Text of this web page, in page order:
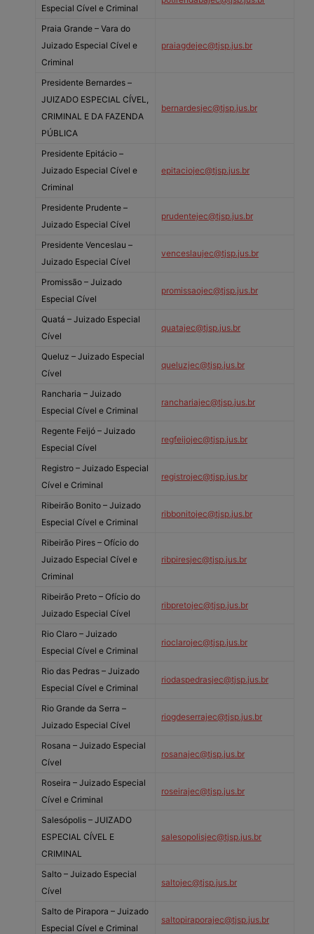
Especial Cível e Criminal
Praia Grande – Vara do
Juizado Especial Cível e
Criminal
praiagdejec@tjsp.jus.br
Presidente Bernardes –
JUIZADO ESPECIAL CÍVEL,
CRIMINAL E DA FAZENDA
PÚBLICA
bernardesjec@tjsp.jus.br
Presidente Epitácio –
Juizado Especial Cível e
Criminal
epitaciojec@tjsp.jus.br
Presidente Prudente –
Juizado Especial Cível
prudentejec@tjsp.jus.br
Presidente Venceslau –
Juizado Especial Cível
venceslaujec@tjsp.jus.br
Promissão – Juizado
Especial Cível
promissaojec@tjsp.jus.br
Quatá – Juizado Especial
Cível
quatajec@tjsp.jus.br
Queluz – Juizado Especial
Cível
queluzjec@tjsp.jus.br
Rancharia – Juizado
Especial Cível e Criminal
ranchariajec@tjsp.jus.br
Regente Feijó – Juizado
Especial Cível
regfeijojec@tjsp.jus.br
Registro – Juizado Especial
Cível e Criminal
registrojec@tjsp.jus.br
Ribeirão Bonito – Juizado
Especial Cível e Criminal
ribbonitojec@tjsp.jus.br
Ribeirão Pires – Ofício do
Juizado Especial Cível e
Criminal
ribpiresjec@tjsp.jus.br
Ribeirão Preto – Ofício do
Juizado Especial Cível
ribpretojec@tjsp.jus.br
Rio Claro – Juizado
Especial Cível e Criminal
rioclarojec@tjsp.jus.br
Rio das Pedras – Juizado
Especial Cível e Criminal
riodaspedrasjec@tjsp.jus.br
Rio Grande da Serra –
Juizado Especial Cível
riogdeserrajec@tjsp.jus.br
Rosana – Juizado Especial
Cível
rosanajec@tjsp.jus.br
Roseira – Juizado Especial
Cível e Criminal
roseirajec@tjsp.jus.br
Salesópolis – JUIZADO
ESPECIAL CÍVEL E
CRIMINAL
salesopolisjec@tjsp.jus.br
Salto – Juizado Especial
Cível
saltojec@tjsp.jus.br
Salto de Pirapora – Juizado
Especial Cível e Criminal
saltopiraporajec@tjsp.jus.br